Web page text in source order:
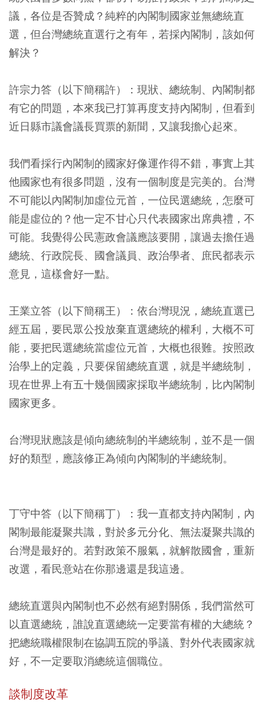
議，各位是否贊成？純粹的內閣制國家並無總統直
選，但台灣總統直選行之有年，若採內閣制，該如何
解決？
許宗力答（以下簡稱許）：現狀、總統制、內閣制都
有它的問題，本來我已打算再度支持內閣制，但看到
近日縣市議會議長買票的新聞，又讓我擔心起來。
我們看採行內閣制的國家好像運作得不錯，事實上其
他國家也有很多問題，沒有一個制度是完美的。台灣
不可能以內閣制加虛位元首，一位民選總統，怎麼可
能是虛位的？他一定不甘心只代表國家出席典禮，不
可能。我覺得公民憲政會議應該要開，讓過去擔任過
總統、行政院長、國會議員、政治學者、庶民都表示
意見，這樣會好一點。
王業立答（以下簡稱王）：依台灣現況，總統直選已
經五屆，要民眾公投放棄直選總統的權利，大概不可
能，要把民選總統當虛位元首，大概也很難。按照政
治學上的定義，只要保留總統直選，就是半總統制，
現在世界上有五十幾個國家採取半總統制，比內閣制
國家更多。
台灣現狀應該是傾向總統制的半總統制，並不是一個
好的類型，應該修正為傾向內閣制的半總統制。
丁守中答（以下簡稱丁）：我一直都支持內閣制，內
閣制最能凝聚共識，對於多元分化、無法凝聚共識的
台灣是最好的。若對政策不服氣，就解散國會，重新
改選，看民意站在你那邊還是我這邊。
總統直選與內閣制也不必然有絕對關係，我們當然可
以直選總統，誰說直選總統一定要當有權的大總統？
把總統職權限制在協調五院的爭議、對外代表國家就
好，不一定要取消總統這個職位。
談制度改革